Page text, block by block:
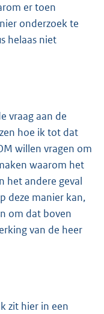
er toen
onderzoek te
helaas niet
vraag aan de
hoe ik tot dat
willen vragen om
waarom het
het andere geval
deze manier kan,
om dat boven
van de heer
zit hier in een